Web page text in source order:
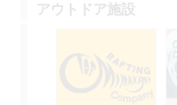
アウトドア施設